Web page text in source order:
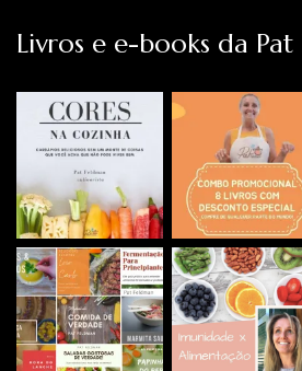
Livros e e-books da Pat